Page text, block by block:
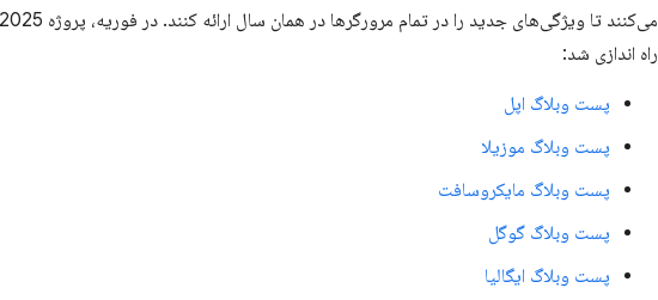
راه اندازی شد:
پست وبلاگ اپل
پست وبلاگ موزیلا
پست وبلاگ مایکروسافت
پست وبلاگ گوگل
پست وبلاگ ایگالیا